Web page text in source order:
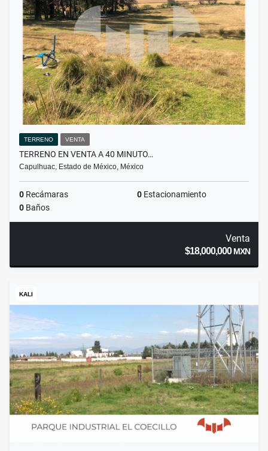
TERRENO VENTA
TERRENO EN VENTA A 40 MINUTO…
Capulhuac, Estado de México, México
0 Recámaras 0 Estacionamiento
0 Baños
Venta
$18,000,000MXN
KALI